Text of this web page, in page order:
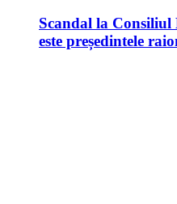
Scandal la Consiliul
este președintele